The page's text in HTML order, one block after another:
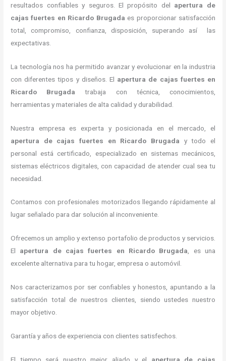
resultados confiables y seguros. El propósito del apertura de
cajas fuertes en Ricardo Brugada es proporcionar satisfacción
total, compromiso, confianza, disposición, superando así las
expectativas.
La tecnología nos ha permitido avanzar y evolucionar en la industria
con diferentes tipos y diseños. El apertura de cajas fuertes en
Ricardo Brugada trabaja con técnica, conocimientos,
herramientas y materiales de alta calidad y durabilidad.
Nuestra empresa es experta y posicionada en el mercado, el
apertura de cajas fuertes en Ricardo Brugada y todo el
personal está certificado, especializado en sistemas mecánicos,
sistemas eléctricos digitales, con capacidad de atender cual sea tu
necesidad.
Contamos con profesionales motorizados llegando rápidamente al
lugar señalado para dar solución al inconveniente.
Ofrecemos un amplio y extenso portafolio de productos y servicios.
El apertura de cajas fuertes en Ricardo Brugada, es una
excelente alternativa para tu hogar, empresa o automóvil.
Nos caracterizamos por ser confiables y honestos, apuntando a la
satisfacción total de nuestros clientes, siendo ustedes nuestro
mayor objetivo.
Garantía y años de experiencia con clientes satisfechos.